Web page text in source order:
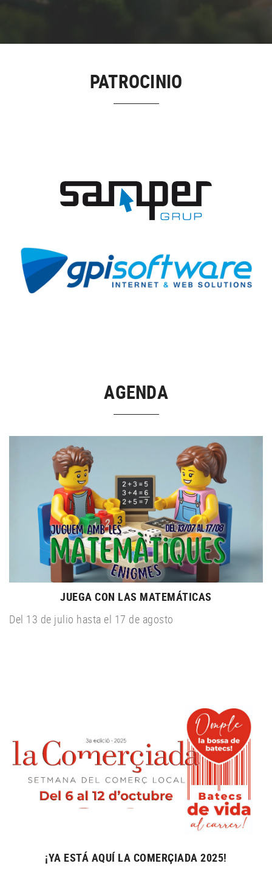
PATROCINIO
AGENDA
JUEGA CON LAS MATEMÁTICAS
Del 13 de julio hasta el 17 de agosto
¡YA ESTÁ AQUÍ LA COMERÇIADA 2025!